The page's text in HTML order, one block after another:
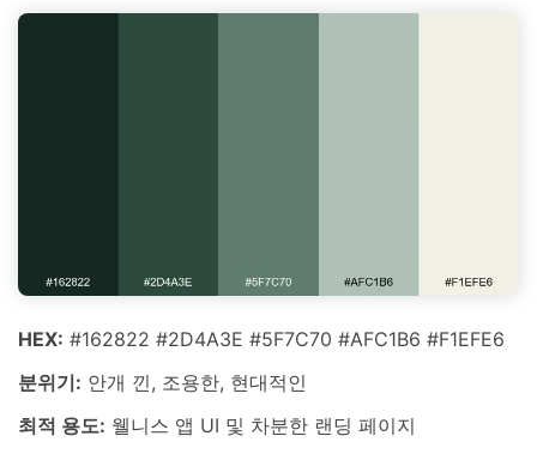
HEX: #162822 #2D4A3E #5F7C70 #AFC1B6 #F1EFE6
분위기: 안개 낀, 조용한, 현대적인
최적 용도: 웰니스 앱 UI 및 차분한 랜딩 페이지